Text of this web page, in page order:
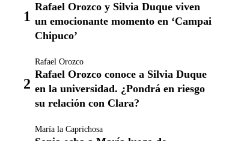
Rafael Orozco y Silvia Duque viven
un emocionante momento en ‘Campai
Chipuco’
Rafael Orozco
Rafael Orozco conoce a Silvia Duque
en la universidad. ¿Pondrá en riesgo
su relación con Clara?
María la Caprichosa